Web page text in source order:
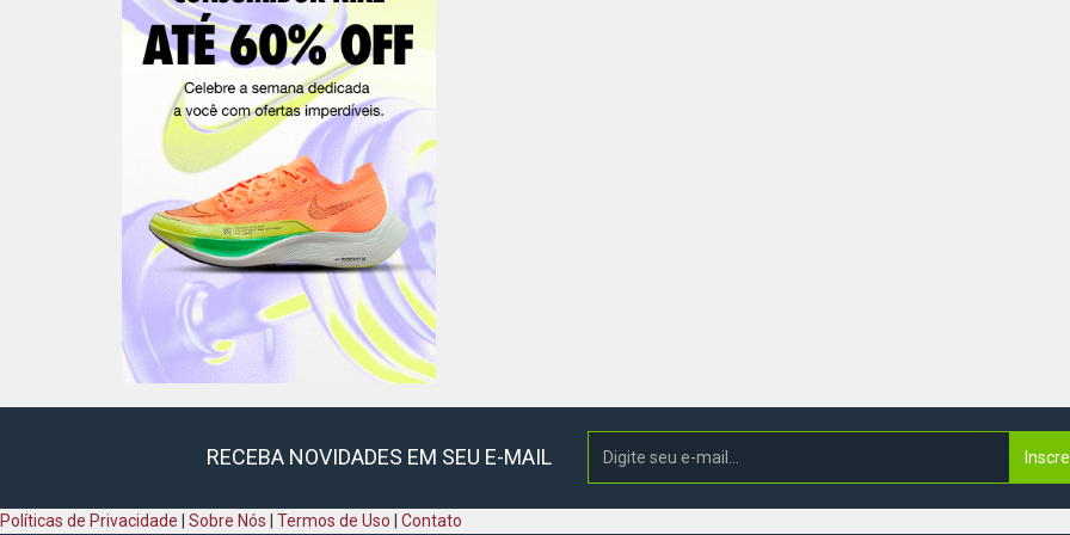
RECEBA NOVIDADES EM SEU E-MAIL
Políticas de Privacidade Sobre Nós Termos de Uso Contato